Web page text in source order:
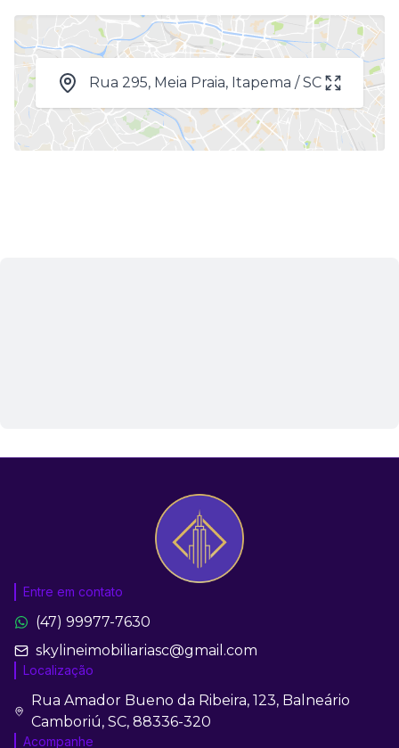
Rua 295, Meia Praia, Itapema / SC
Entre em contato
(47) 99977-7630
skylineimobiliariasc@gmail.com
Localização
Rua Amador Bueno da Ribeira, 123, Balneário
Camboriú, SC, 88336-320
Acompanhe